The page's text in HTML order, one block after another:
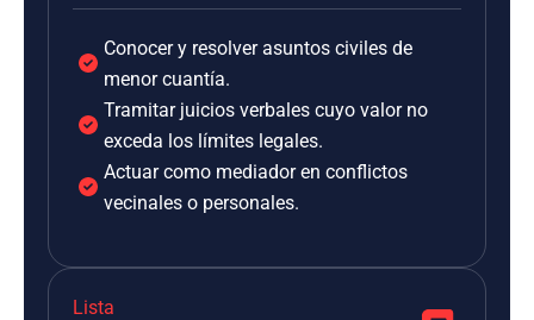
Conocer y resolver asuntos civiles de
menor cuantía.
Tramitar juicios verbales cuyo valor no
exceda los límites legales.
Actuar como mediador en conflictos
vecinales o personales.
Lista